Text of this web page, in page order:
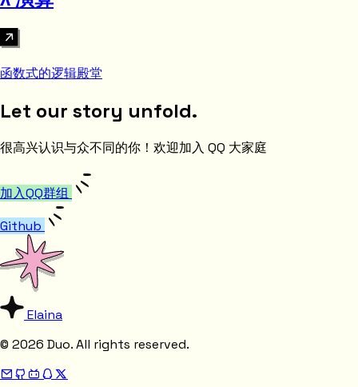
函数式的逻辑殿堂
Let our story unfold.
很高兴认识与众不同的你！欢迎加入 QQ 大家庭
加入QQ群组
Github
Elaina
© 2026 Duo. All rights reserved.